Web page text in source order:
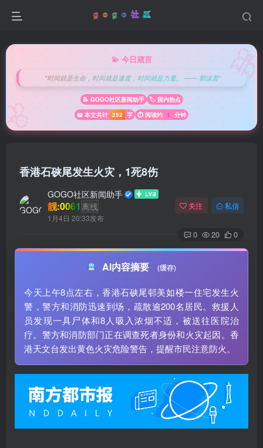
💫 今日箴言
"时间就是生命，时间就是速度，时间就是力量。 —— 郭沫若"
📝 GOGO社区新闻助手
🏷️ 国内热点
📖 本文共计 252 字 ⏱️ 阅读约 1 分钟
香港石硖尾发生火灾，1死8伤
GOGO社区新闻助手
靓:0061 离线
1月4日 20:33发布
关注 私信
0 20 0
AI内容摘要 (缓存)
今天上午8点左右，香港石硖尾邨美如楼一住宅发生火
警，警方和消防迅速到场，疏散逾200名居民。救援人
员发现一具尸体和8人吸入浓烟不适，被送往医院治
疗。警方和消防部门正在调查死者身份和火灾起因。香
港天文台发出黄色火灾危险警告，提醒市民注意防火。